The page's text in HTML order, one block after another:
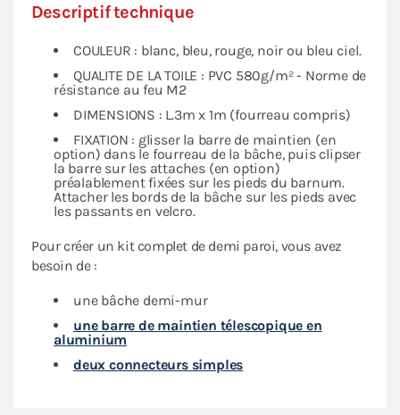
Descriptif technique
COULEUR : blanc, bleu, rouge, noir ou bleu ciel.
QUALITE DE LA TOILE : PVC 580g/m² - Norme de
résistance au feu M2
DIMENSIONS : L.3m x 1m (fourreau compris)
FIXATION : glisser la barre de maintien (en
option) dans le fourreau de la bâche, puis clipser
la barre sur les attaches (en option)
préalablement fixées sur les pieds du barnum.
Attacher les bords de la bâche sur les pieds avec
les passants en velcro.
Pour créer un kit complet de demi paroi, vous avez
besoin de :
une bâche demi-mur
une barre de maintien télescopique en
aluminium
deux connecteurs simples